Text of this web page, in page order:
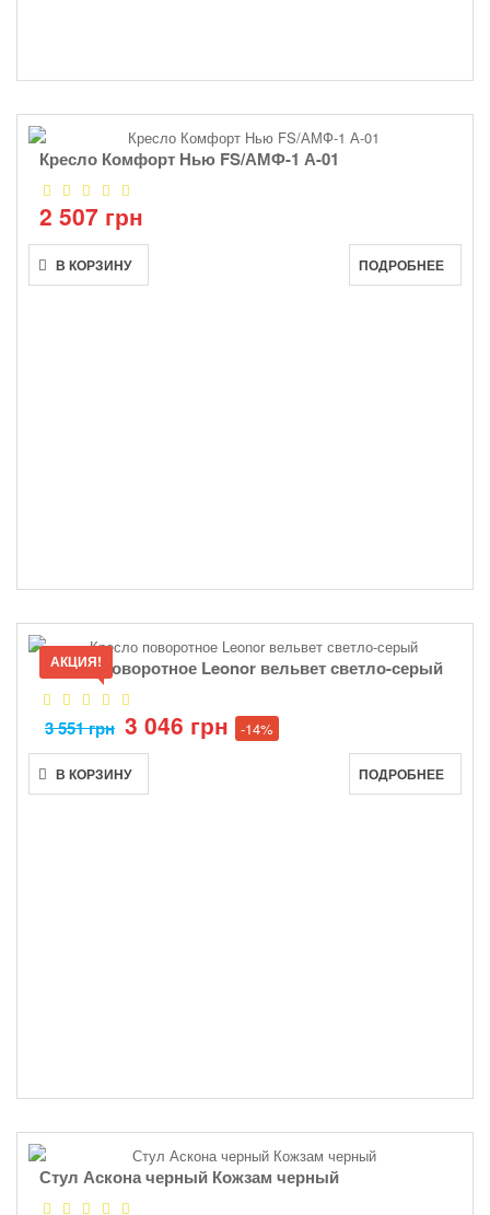
Кресло Комфорт Нью FS/АМФ-1 А-01
2 507 грн
В КОРЗИНУ ПОДРОБНЕЕ
АКЦИЯ!
Кресло поворотное Leonor вельвет светло-серый
3 551 грн 3 046 грн -14%
В КОРЗИНУ ПОДРОБНЕЕ
Стул Аскона черный Кожзам черный